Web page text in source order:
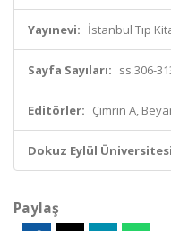
Yayınevi: İstanbul Tıp
Sayfa Sayıları: ss.306-
Editörler: Çımrın A,
Dokuz Eylül
Paylaş